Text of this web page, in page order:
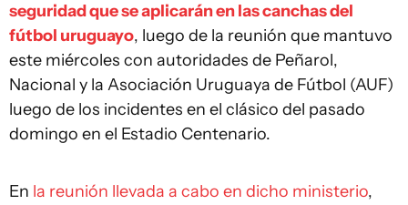
seguridad que se aplicarán en las canchas del
fútbol uruguayo, luego de la reunión que mantuvo
este miércoles con autoridades de Peñarol,
Nacional y la Asociación Uruguaya de Fútbol (AUF)
luego de los incidentes en el clásico del pasado
domingo en el Estadio Centenario.
En la reunión llevada a cabo en dicho ministerio,